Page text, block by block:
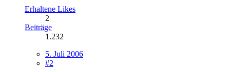
Erhaltene Likes
2
Beiträge
1.232
5. Juli 2006
#2